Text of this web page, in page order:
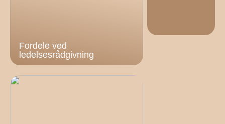
Fordele ved
ledelsesrådgivning